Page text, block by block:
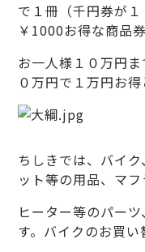
で１冊（千円券が
￥1000お得な商品券
お一人様１０万円
０万円で１万円お
ちしきでは、バイ
ット等の用品、マ
ヒーター等のパー
す。バイクのお買